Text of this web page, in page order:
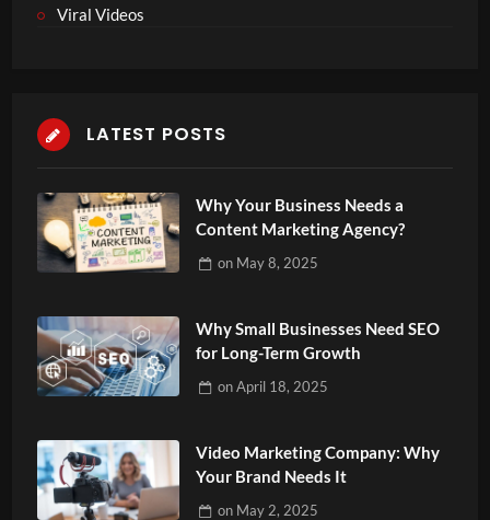
Viral Videos
LATEST POSTS
Why Your Business Needs a
Content Marketing Agency?
on May 8, 2025
Why Small Businesses Need SEO
for Long-Term Growth
onApril 18, 2025
Video Marketing Company: Why
Your Brand Needs It
on May 2, 2025